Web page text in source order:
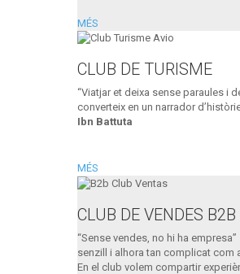
MÉS
CLUB DE TURISME
“Viatjar et deixa sense paraules i
converteix en un narrador
Ibn Battuta
MÉS
CLUB DE VENDES B2B
“Sense vendes, no hi ha
senzill i alhora tan complicat com
En el club volem compartir